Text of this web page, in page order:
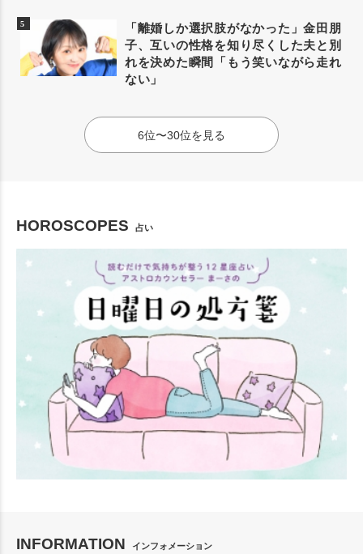
「離婚しか選択肢がなかった」金田朋
子、互いの性格を知り尽くした夫と別
れを決めた瞬間「もう笑いながら走れ
ない」
6位〜30位を見る
HOROSCOPES 占い
INFORMATION インフォメーション